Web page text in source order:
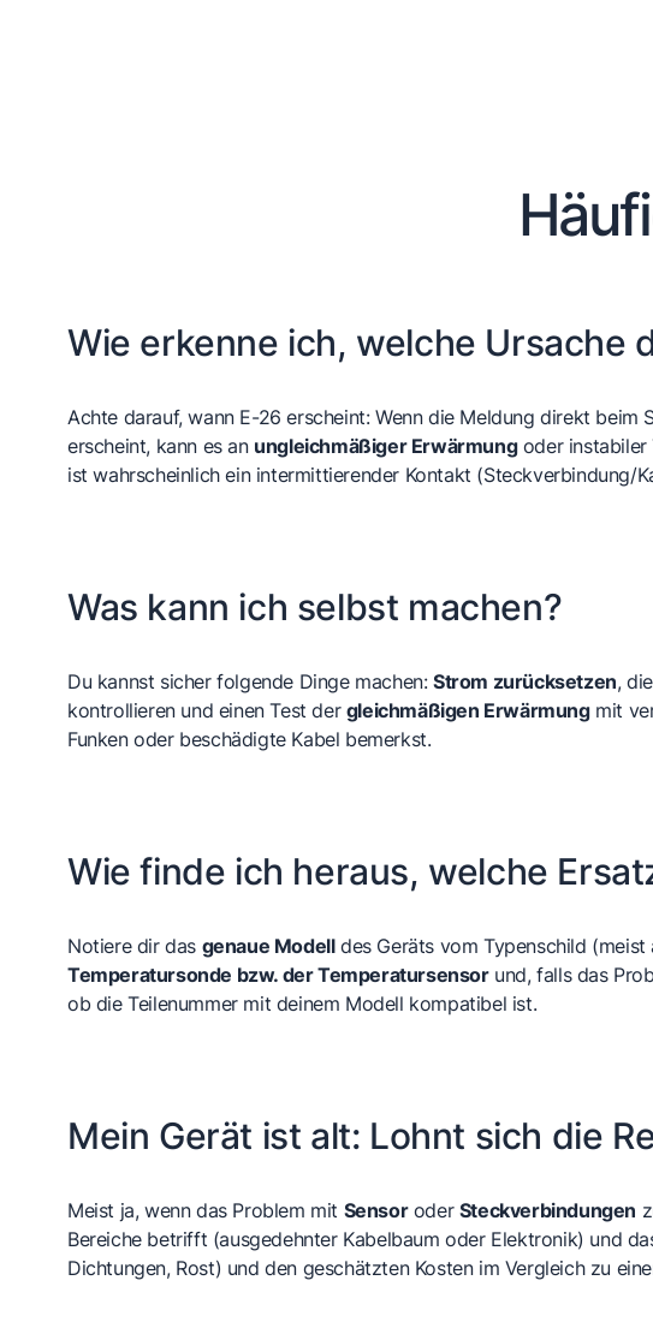
Wie erkenne ich, welche Ursache
Achte darauf, wann E-26 erscheint: Wenn die Meldung direkt
erscheint, kann es an ungleichmäßiger Erwärmungoder instabiler
ist wahrscheinlich ein intermittierender Kontakt (Steckverbindung/
Was kann ich selbst machen?
Du kannst sicher folgende Dinge machen: Strom zurücksetzen,
kontrollieren und einen Test der gleichmäßigen Erwärmungmit
Funken oder beschädigte Kabel bemerkst.
Wie finde ich heraus, welche
Notiere dir das genaue Modelldes Geräts vom Typenschild (meist
Temperatursonde bzw. der Temperatursensorund, falls das
ob die Teilenummer mit deinem Modell kompatibel ist.
Mein Gerät ist alt: Lohnt sich die
Meist ja, wenn das Problem mit Sensoroder Steckverbindungen
Bereiche betrifft (ausgedehnter Kabelbaum oder Elektronik) und
Dichtungen, Rost) und den geschätzten Kosten im Vergleich zu